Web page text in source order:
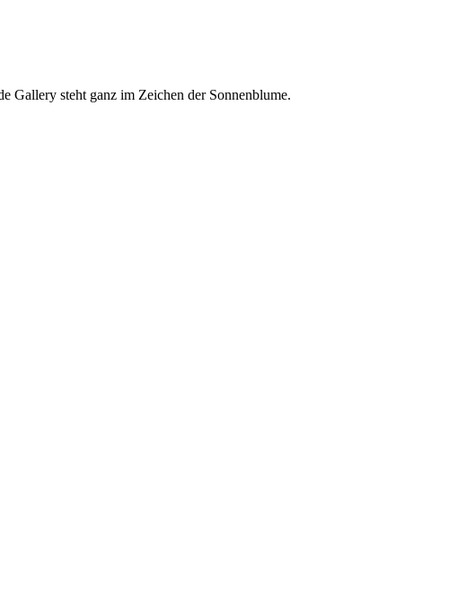
Gallery steht ganz im Zeichen der Sonnenblume.